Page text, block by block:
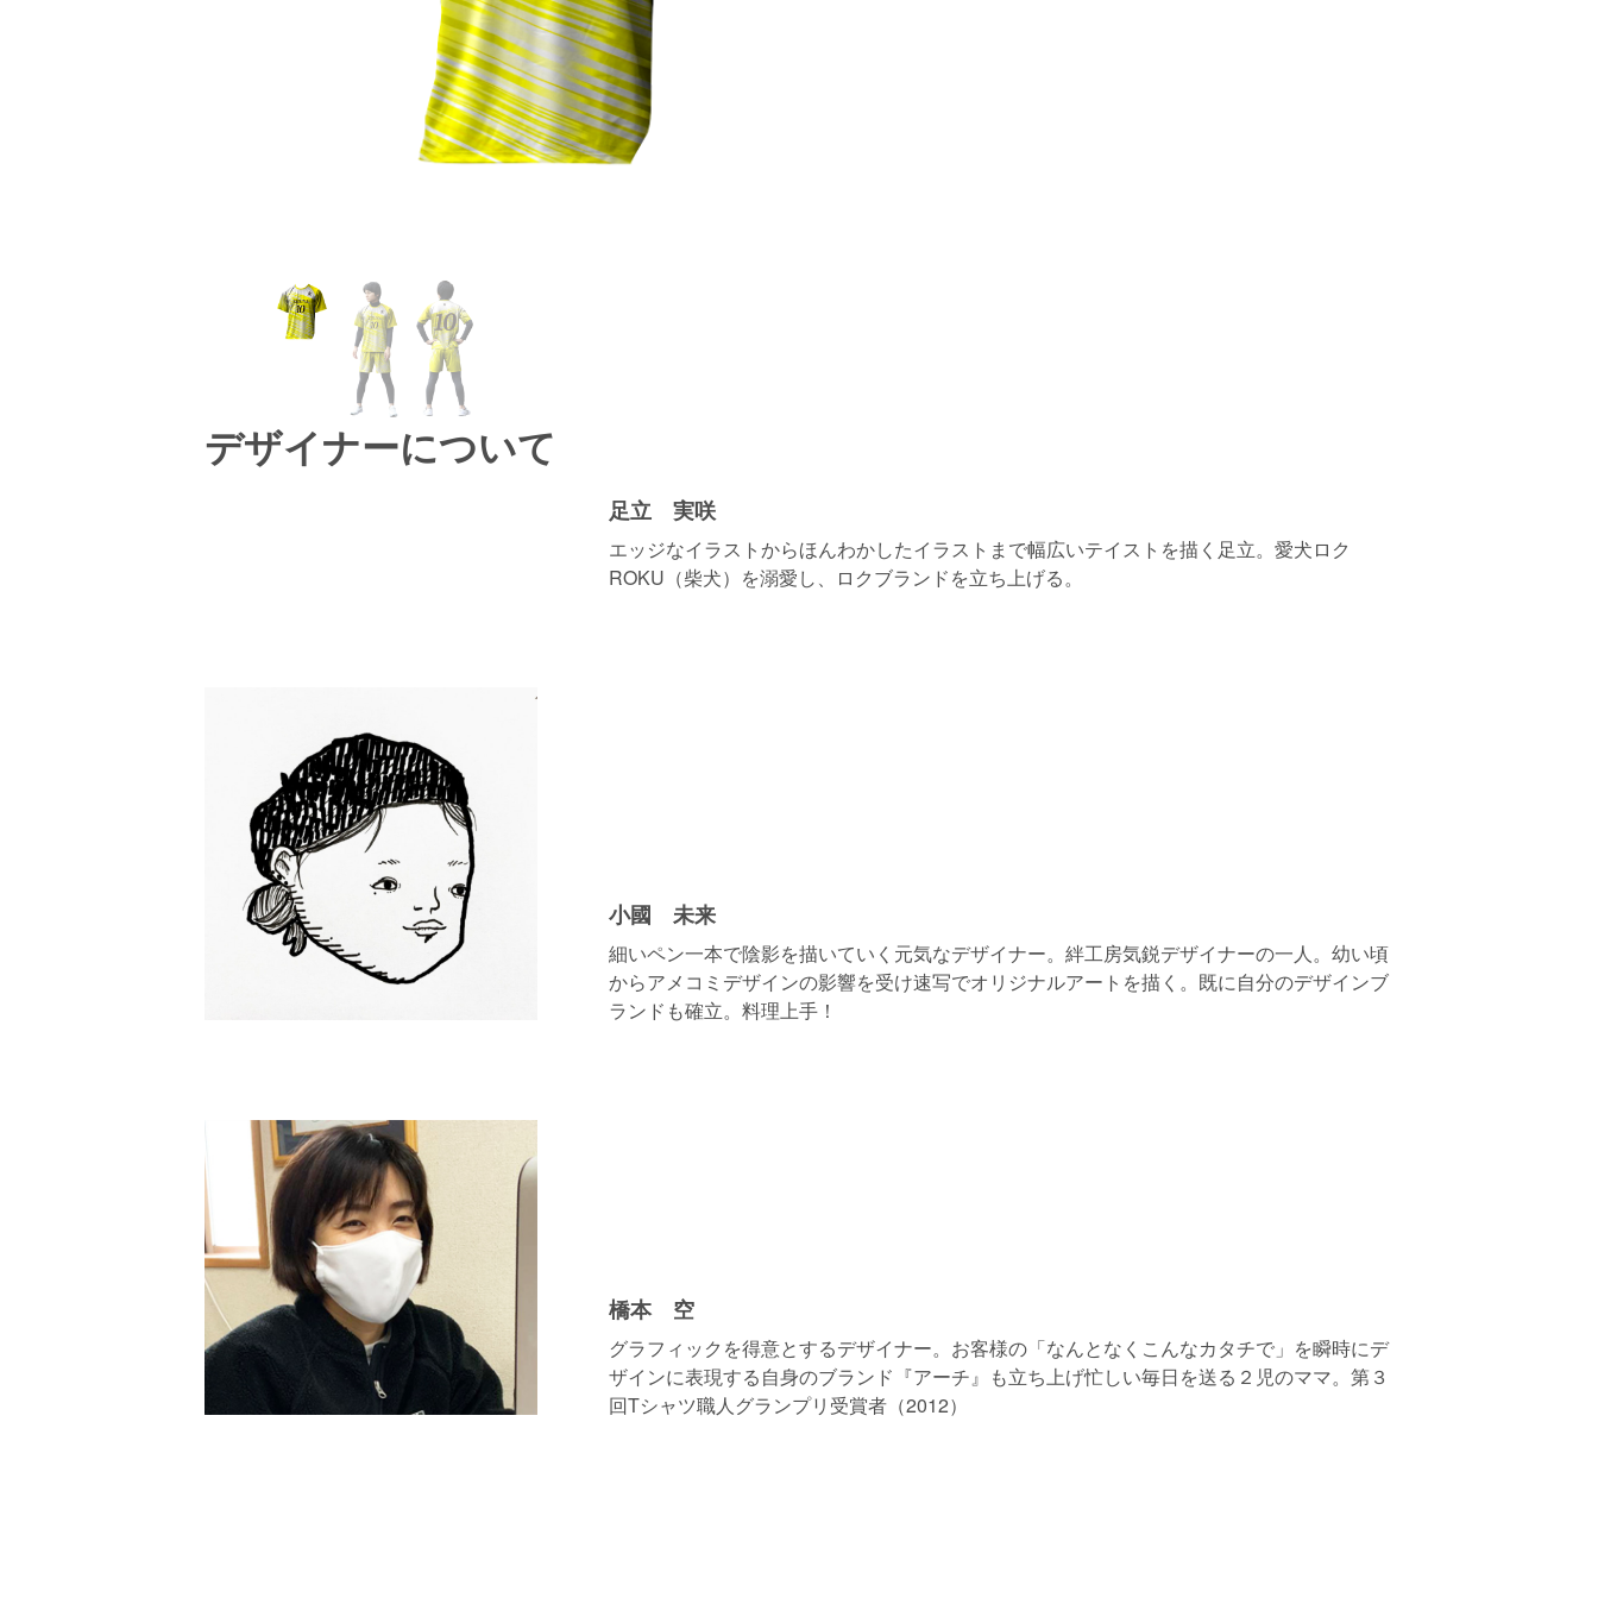
デザイナーについて
足立 実咲
エッジなイラストからほんわかしたイラストまで幅広いテイストを描く足立。愛犬ロク
ROKU（柴犬）を溺愛し、ロクブランドを立ち上げる。
小國 未来
細いペン一本で陰影を描いていく元気なデザイナー。絆工房気鋭デザイナーの一人。幼い頃
からアメコミデザインの影響を受け速写でオリジナルアートを描く。既に自分のデザインブ
ランドも確立。料理上手！
橋本 空
グラフィックを得意とするデザイナー。お客様の「なんとなくこんなカタチで」を瞬時にデ
ザインに表現する自身のブランド『アーチ』も立ち上げ忙しい毎日を送る２児のママ。第３
回Tシャツ職人グランプリ受賞者（2012）